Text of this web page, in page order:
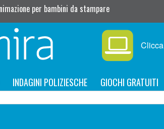
per bambini da stampare
Clicca
INDAGINI POLIZIESCHE GIOCHI GRATUITI